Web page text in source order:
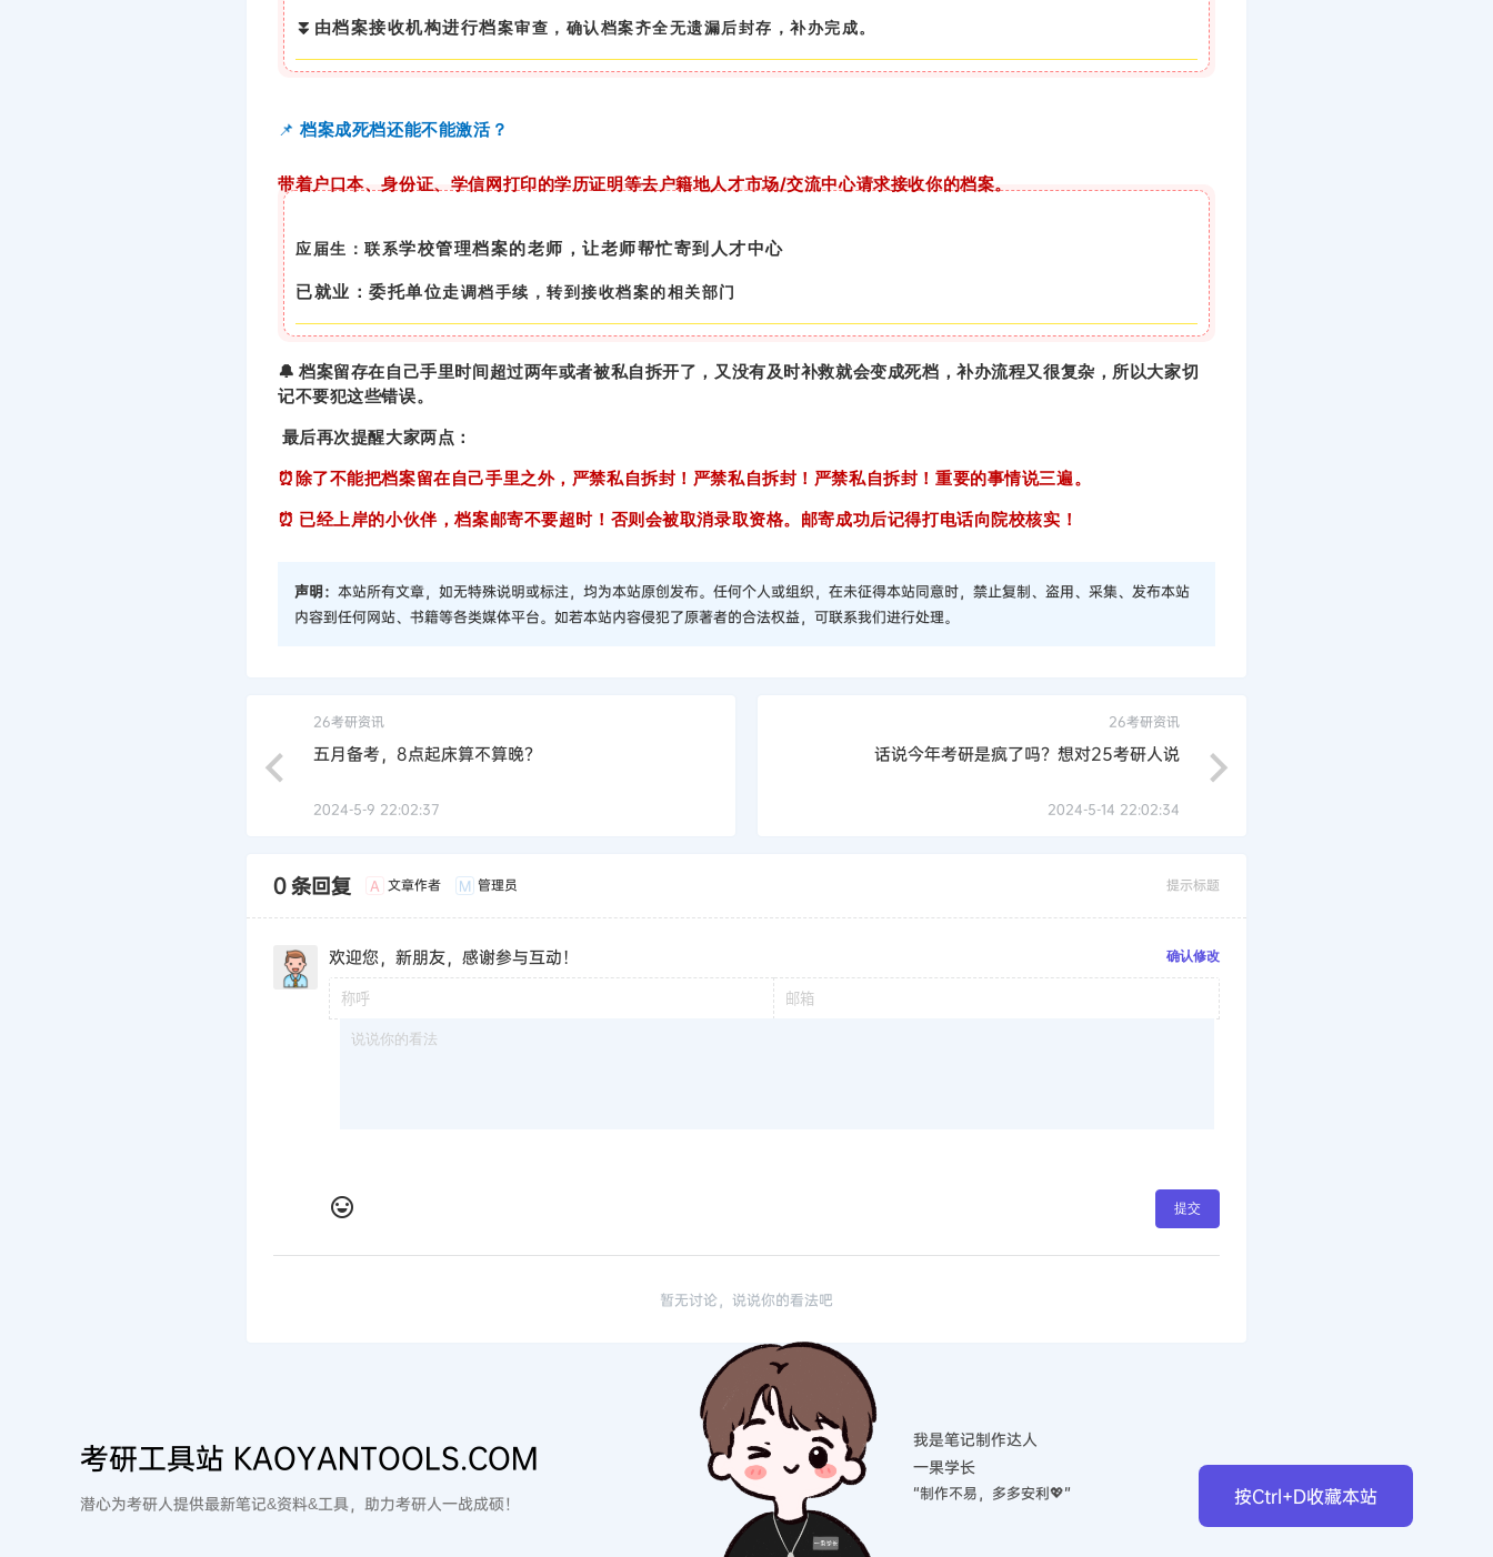
⏬由档案接收机构进行档案审查，确认档案齐全无遗漏后封存，补办完成。
📌档案成死档还能不能激活？
带着户口本、身份证、学信网打印的学历证明等去户籍地人才市场/交流中心请求接收你的档案。
应届生：联系学校管理档案的老师，让老师帮忙寄到人才中心
已就业：委托单位走调档手续，转到接收档案的相关部门
🔔 档案留存在自己手里时间超过两年或者被私自拆开了，又没有及时补救就会变成死档，补办流程又很复杂，所以大家切
记不要犯这些错误。
最后再次提醒大家两点：
⏰除了不能把档案留在自己手里之外，严禁私自拆封！严禁私自拆封！严禁私自拆封！重要的事情说三遍。
⏰ 已经上岸的小伙伴，档案邮寄不要超时！否则会被取消录取资格。邮寄成功后记得打电话向院校核实！
声明： 本站所有文章，如无特殊说明或标注，均为本站原创发布。任何个人或组织，在未征得本站同意时，禁止复制、盗用、采集、发布本站
内容到任何网站、书籍等各类媒体平台。如若本站内容侵犯了原著者的合法权益，可联系我们进行处理。
26考研资讯
五月备考，8点起床算不算晚？
2024-5-9 22:02:37
26考研资讯
话说今年考研是疯了吗？想对25考研人说
2024-5-14 22:02:34
0 条回复 A 文章作者 M 管理员 提示标题
欢迎您，新朋友，感谢参与互动！ 确认修改
提交
暂无讨论，说说你的看法吧
考研工具站 KAOYANTOOLS.COM
潜心为考研人提供最新笔记&资料&工具，助力考研人一战成硕！ 按Ctrl+D收藏本站
我是笔记制作达人
一果学长
“制作不易，多多安利💖”